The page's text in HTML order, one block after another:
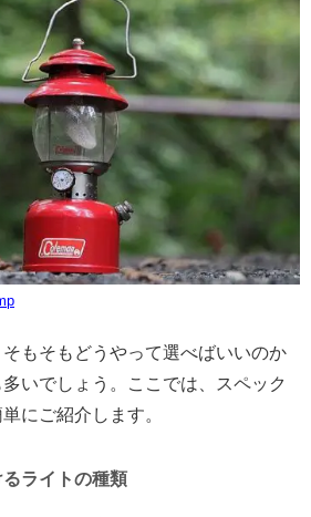
もそもどうやって選べばいいのか
いでしょう。ここでは、スペック
にご紹介します。
ライトの種類